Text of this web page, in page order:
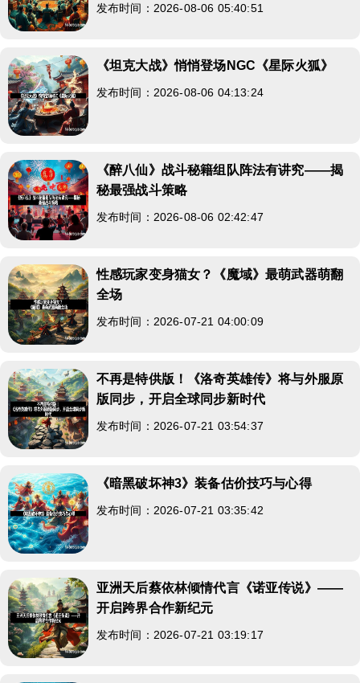
发布时间：2026-08-06 05:40:51
《坦克大战》悄悄登场NGC《星际火狐》
发布时间：2026-08-06 04:13:24
《醉八仙》战斗秘籍组队阵法有讲究——揭
秘最强战斗策略
发布时间：2026-08-06 02:42:47
性感玩家变身猫女？《魔域》最萌武器萌翻
全场
发布时间：2026-07-21 04:00:09
不再是特供版！《洛奇英雄传》将与外服原
版同步，开启全球同步新时代
发布时间：2026-07-21 03:54:37
《暗黑破坏神3》装备估价技巧与心得
发布时间：2026-07-21 03:35:42
亚洲天后蔡依林倾情代言《诺亚传说》——
开启跨界合作新纪元
发布时间：2026-07-21 03:19:17